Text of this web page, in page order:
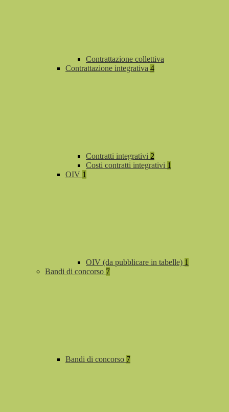
Contrattazione collettiva
Contrattazione integrativa 4
Contratti integrativi 2
Costi contratti integrativi 1
OIV 1
OIV (da pubblicare in tabelle) 1
Bandi di concorso 7
Bandi di concorso 7